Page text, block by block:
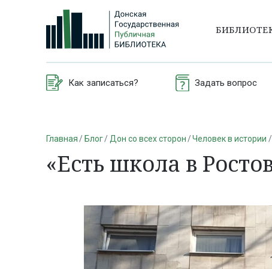
Как записаться? Задать вопрос
Главная Блог Дон со всех сторон Человек в истории
«Есть школа в